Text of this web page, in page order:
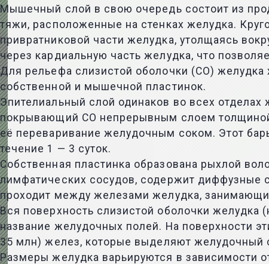
Мышечный слой в свою очередь состоит из
тяжи, расположенные на стенках желудка.
привратниковой части желудка, утолщаясь
через кардиальную часть желудка, что
Для рельефа слизистой оболочки (СО) желудка
собственной и мышечной пластинок.
Эпителиальный слой одинаков во всех
покрывающий СО непрерывным слоем
её переваривание желудочным соком. Этот
течение 1 — 3 суток.
Собственная пластинка образована рыхлой
лимфатических сосудов, содержит диффузные
проходит между железами желудка,
Вся поверхность слизистой оболочки
название желудочных полей. На поверхности
35 млн) желез, которые выделяют желудочный
Размеры желудка варьируются в зависимости